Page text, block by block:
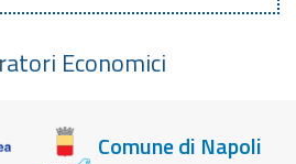
Economici
Comune di Napoli